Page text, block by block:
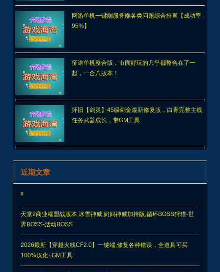
网游单机一键端服务端各类问题综合排查【成功率
95%】
征途单机整合版，市面好玩的几乎都整合在了一
起，一合八版本！
怀旧【剑灵】45级刺金最新修复版，白青完整主线
任务武器成长，带GM工具
近期文章
x
天堂2商业端盟战版本,冰雪神威,奶妈神威加持版,循环BOSS狩猎-世
界BOSS-活动BOSS
2026最新【穿越火线CF2.0】一键端,修复各种错误，全道具可买
100%汉化+GM工具